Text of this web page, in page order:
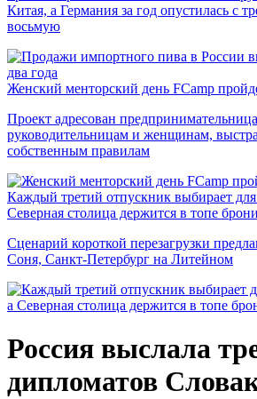
Китая, а Германия за год опустилась с
восьмую
Женский менторский день FCamp
Проект адресован
руководительницам и женщинам,
собственным правилам
Каждый третий отпускник выбирает для
Северная столица держится в топе
Сценарий короткой перезагрузки
Соня, Санкт-Петербург на Литейном
Россия выслала
дипломатов